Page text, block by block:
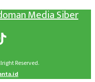
Media Siber
Reserved.